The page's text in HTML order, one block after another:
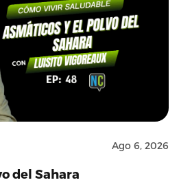
Ago 6, 2026
del Sahara